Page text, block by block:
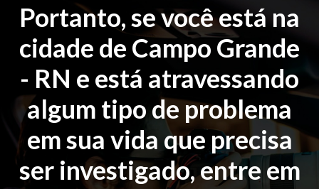
Portanto, se você está na
cidade de Campo Grande
- RN e está atravessando
algum tipo de problema
em sua vida que precisa
ser investigado, entre em